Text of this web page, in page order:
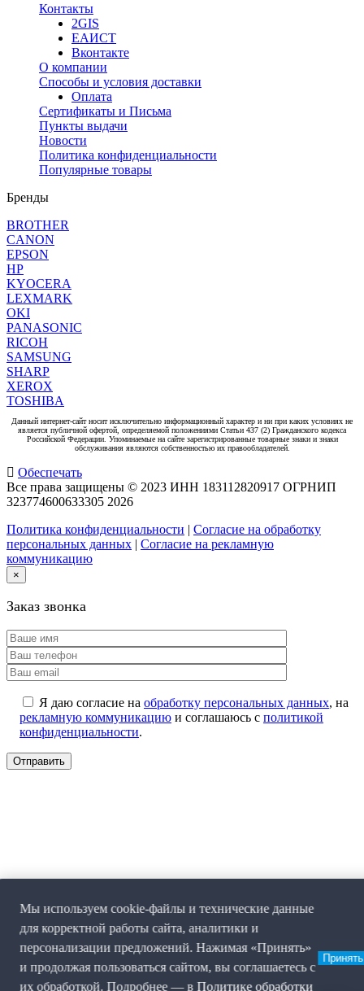
Контакты
2GIS
ЕАИСТ
Вконтакте
О компании
Способы и условия доставки
Оплата
Сертификаты и Письма
Пункты выдачи
Новости
Политика конфиденциальности
Популярные товары
Бренды
BROTHER
CANON
EPSON
HP
KYOCERA
LEXMARK
OKI
PANASONIC
RICOH
SAMSUNG
SHARP
XEROX
TOSHIBA
Данный интернет-сайт носит исключительно информационный характер и ни при каких условиях не
является публичной офертой, определяемой положениями Статьи 437 (2) Гражданского кодекса
Российской Федерации. Упоминаемые на сайте зарегистрированные товарные знаки и знаки
обслуживания являются собственностью их правообладателей.
Обеспечать
Все права защищены © 2023 ИНН 183112820917 ОГРНИП
323774600633305 2026
Политика конфиденциальности | Согласие на обработку
персональных данных | Согласие на рекламную
коммуникацию
×
Заказ звонка
Я даю согласие на обработку персональных данных, на
рекламную коммуникацию и соглашаюсь с политикой
конфиденциальности.
Мы используем cookie-файлы и технические данные
для корректной работы сайта, аналитики и
персонализации предложений. Нажимая «Принять»
и продолжая пользоваться сайтом, вы соглашаетесь с
их обработкой. Подробнее — в Политике обработки
Принять